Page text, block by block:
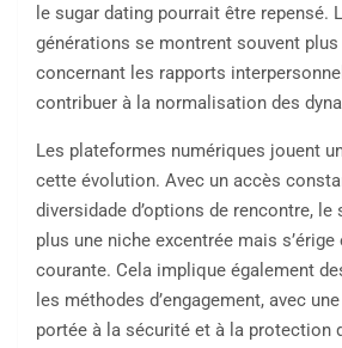
le sugar dating pourrait être repensé.
générations se montrent souvent
concernant les rapports
contribuer à la normalisation des
Les plateformes numériques jouent
cette évolution. Avec un accès
diversidade d’options de rencontre, le
plus une niche excentrée mais
courante. Cela implique également
les méthodes d’engagement, avec
portée à la sécurité et à la protection